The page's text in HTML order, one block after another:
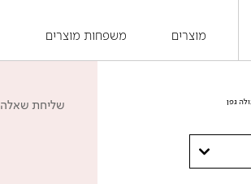
מוצרים משפחות מוצרים
גפן שליחת שאלה